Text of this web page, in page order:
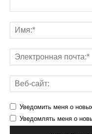
Уведомить меня о
Уведомлять меня о